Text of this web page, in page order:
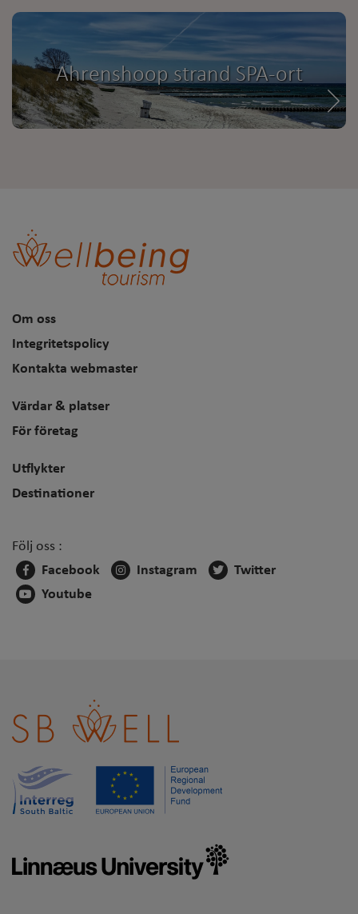
Ahrenshoop strand SPA-ort
Om oss
Integritetspolicy
Kontakta webmaster
Värdar & platser
För företag
Utflykter
Destinationer
Följ oss :
Facebook
Instagram
Twitter
Youtube